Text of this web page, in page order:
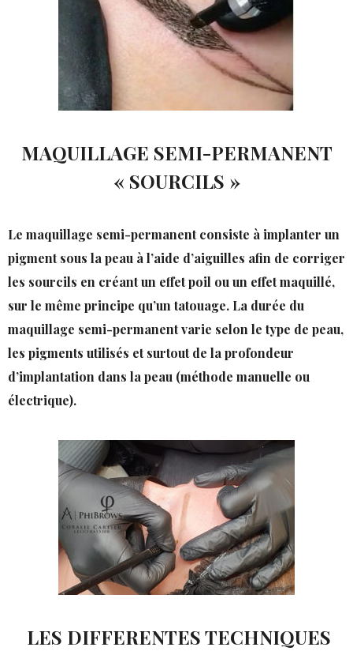
MAQUILLAGE SEMI-PERMANENT
« SOURCILS »
Le maquillage semi-permanent consiste à implanter un
pigment sous la peau à l’aide d’aiguilles afin de corriger
les sourcils en créant un effet poil ou un effet maquillé,
sur le même principe qu’un tatouage. La durée du
maquillage semi-permanent varie selon le type de peau,
les pigments utilisés et surtout de la profondeur
d’implantation dans la peau (méthode manuelle ou
électrique).
LES DIFFERENTES TECHNIQUES